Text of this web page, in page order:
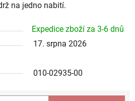
na jedno nabití.
Expedice zboží za 3-6 dnů
17. srpna 2026
010-02935-00